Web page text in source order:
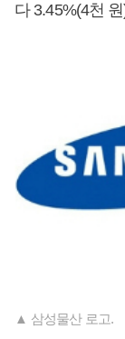
다 3.45%(4천
▲ 삼성물산 로고.